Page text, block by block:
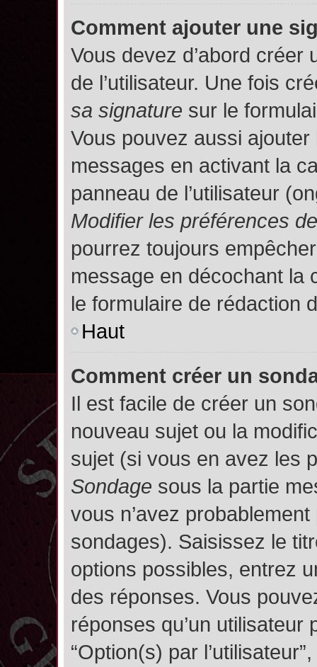
Comment ajouter une
Vous devez d’abord
de l’utilisateur. Une fois
sa signature sur le
Vous pouvez aussi
messages en activant la
panneau de l’utilisateur
Modifier les préférences
pourrez toujours
message en décochant la
le formulaire de rédaction
Haut
Comment créer un
Il est facile de créer un
nouveau sujet ou la
sujet (si vous en avez les
Sondage sous la partie
vous n’avez
sondages). Saisissez le
options possibles, entrez
des réponses. Vous
réponses qu’un
“Option(s) par